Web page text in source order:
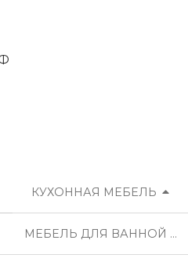
КУХОННАЯ МЕБЕЛЬ
МЕБЕЛЬ ДЛЯ ВАННОЙ